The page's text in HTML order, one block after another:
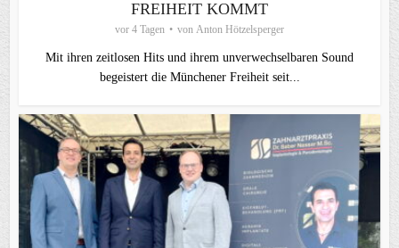
FREIHEIT KOMMT
vor 4 Tagen von Anton Hötzelsperger
Mit ihren zeitlosen Hits und ihrem unverwechselbaren Sound
begeistert die Münchener Freiheit seit...